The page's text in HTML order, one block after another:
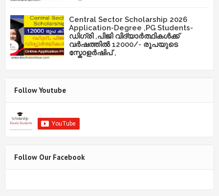
Central Sector Scholarship 2026
Application-Degree ,PG Students-
ഡിഗ്രി ,പിജി വിദ്യാർത്ഥികൾക്ക്
വർഷത്തിൽ 12000/- രൂപയുടെ
സ്കോളർഷിപ് ,
Follow Youtube
Follow Our Facebook